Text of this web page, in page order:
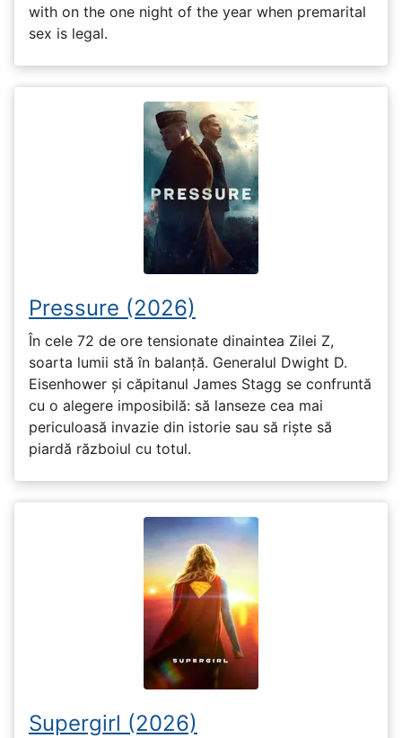
with on the one night of the year when premarital
sex is legal.
Pressure (2026)
În cele 72 de ore tensionate dinaintea Zilei Z,
soarta lumii stă în balanță. Generalul Dwight D.
Eisenhower și căpitanul James Stagg se confruntă
cu o alegere imposibilă: să lanseze cea mai
periculoasă invazie din istorie sau să riște să
piardă războiul cu totul.
Supergirl (2026)